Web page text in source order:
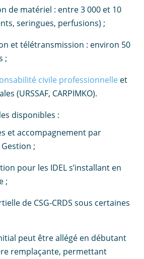
de matériel : entre 3 000 et 10
seringues, perfusions) ;
et télétransmission : environ 50
;
civile professionnelle et
(URSSAF, CARPIMKO).
disponibles :
et accompagnement par
;
pour les IDEL s’installant en
;
de CSG-CRDS sous certaines
peut être allégé en débutant
remplaçante, permettant